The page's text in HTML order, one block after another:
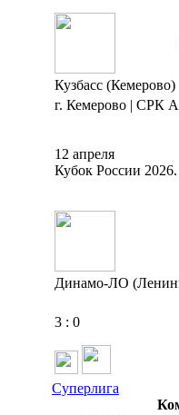
Кузбасс (Кемерово)
г. Кемерово | СРК
12 апреля
Кубок России
Динамо-ЛО
3 : 0
Суперлига